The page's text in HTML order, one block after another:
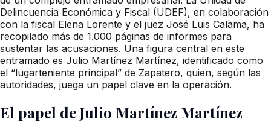
Delincuencia Económica y Fiscal (UDEF), en colaboración
con la fiscal Elena Lorente y el juez José Luis Calama, ha
recopilado más de 1.000 páginas de informes para
sustentar las acusaciones. Una figura central en este
entramado es Julio Martínez Martínez, identificado como
el “lugarteniente principal” de Zapatero, quien, según las
autoridades, juega un papel clave en la operación.
El papel de Julio Martínez Martínez